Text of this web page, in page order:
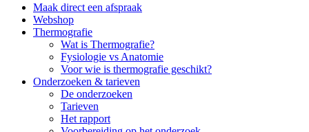
Maak direct een afspraak
Webshop
Thermografie
Wat is Thermografie?
Fysiologie vs Anatomie
Voor wie is thermografie geschikt?
Onderzoeken & tarieven
De onderzoeken
Tarieven
Het rapport